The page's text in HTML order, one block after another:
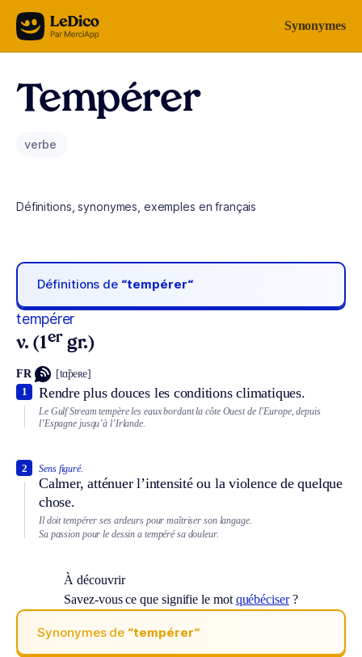
Aller au contenu Synonymes
Tempérer
verbe
Définitions, synonymes, exemples en français
Définitions de “tempérer“
tempérer
v. (1er gr.)
FR [tɑ̃peʀe]
Rendre plus douces les conditions climatiques.
1
Le Gulf Stream tempère les eaux bordant la côte Ouest de l’Europe, depuis
l’Espagne jusqu’à l’Irlande.
Sens figuré.
Calmer, atténuer l’intensité ou la violence de quelque
chose.
2
Il doit tempérer ses ardeurs pour maîtriser son langage.
Sa passion pour le dessin a tempéré sa douleur.
À découvrir
Savez-vous ce que signifie le motquébéciser?
Synonymes de “tempérer“